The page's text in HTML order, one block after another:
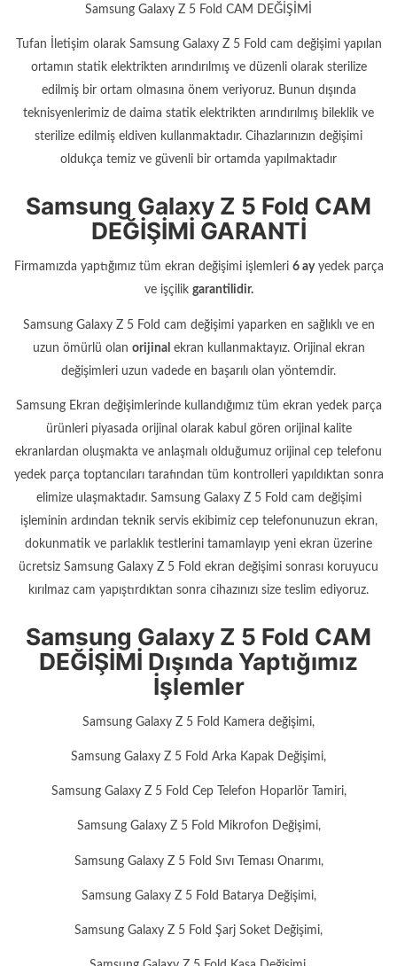
Samsung Galaxy Z 5 Fold CAM DEĞİŞİMİ
Tufan İletişim olarak Samsung Galaxy Z 5 Fold cam değişimi yapılan
ortamın statik elektrikten arındırılmış ve düzenli olarak sterilize
edilmiş bir ortam olmasına önem veriyoruz. Bunun dışında
teknisyenlerimiz de daima statik elektrikten arındırılmış bileklik ve
sterilize edilmiş eldiven kullanmaktadır. Cihazlarınızın değişimi
oldukça temiz ve güvenli bir ortamda yapılmaktadır
Samsung Galaxy Z 5 Fold CAM
DEĞİŞİMİ GARANTİ
Firmamızda yaptığımız tüm ekran değişimi işlemleri 6 ayyedek parça
ve işçilik garantilidir.
Samsung Galaxy Z 5 Fold cam değişimi yaparken en sağlıklı ve en
uzun ömürlü olan orijinal ekran kullanmaktayız. Orijinal ekran
değişimleri uzun vadede en başarılı olan yöntemdir.
Samsung Ekran değişimlerinde kullandığımız tüm ekran yedek parça
ürünleri piyasada orijinal olarak kabul gören orijinal kalite
ekranlardan oluşmakta ve anlaşmalı olduğumuz orijinal cep telefonu
yedek parça toptancıları tarafından tüm kontrolleri yapıldıktan sonra
elimize ulaşmaktadır. Samsung Galaxy Z 5 Fold cam değişimi
işleminin ardından teknik servis ekibimiz cep telefonunuzun ekran,
dokunmatik ve parlaklık testlerini tamamlayıp yeni ekran üzerine
ücretsiz Samsung Galaxy Z 5 Fold ekran değişimi sonrası koruyucu
kırılmaz cam yapıştırdıktan sonra cihazınızı size teslim ediyoruz.
Samsung Galaxy Z 5 Fold CAM
DEĞİŞİMİ Dışında Yaptığımız
İşlemler
Samsung Galaxy Z 5 Fold Kamera değişimi,
Samsung Galaxy Z 5 Fold Arka Kapak Değişimi,
Samsung Galaxy Z 5 Fold Cep Telefon Hoparlör Tamiri,
Samsung Galaxy Z 5 Fold Mikrofon Değişimi,
Samsung Galaxy Z 5 Fold Sıvı Teması Onarımı,
Samsung Galaxy Z 5 Fold Batarya Değişimi,
Samsung Galaxy Z 5 Fold Şarj Soket Değişimi,